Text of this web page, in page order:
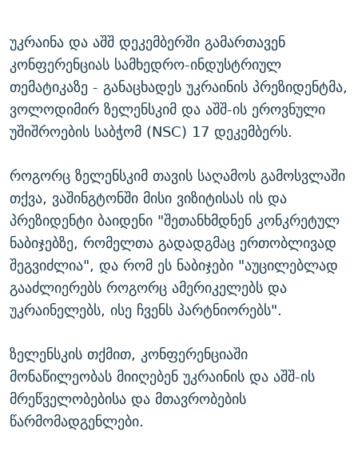
უკრაინა და აშშ დეკემბერში გამართავენ
კონფერენციას სამხედრო-ინდუსტრიულ
თემატიკაზე - განაცხადეს უკრაინის პრეზიდენტმა,
ვოლოდიმირ ზელენსკიმ და აშშ-ის ეროვნული
უშიშროების საბჭომ (NSC) 17 დეკემბერს.
როგორც ზელენსკიმ თავის საღამოს გამოსვლაში
თქვა, ვაშინგტონში მისი ვიზიტისას ის და
პრეზიდენტი ბაიდენი "შეთანხმდნენ კონკრეტულ
ნაბიჯებზე, რომელთა გადადგმაც ერთობლივად
შეგვიძლია", და რომ ეს ნაბიჯები "აუცილებლად
გააძლიერებს როგორც ამერიკელებს და
უკრაინელებს, ისე ჩვენს პარტნიორებს".
ზელენსკის თქმით, კონფერენციაში
მონაწილეობას მიიღებენ უკრაინის და აშშ-ის
მრეწველობებისა და მთავრობების
წარმომადგენლები.